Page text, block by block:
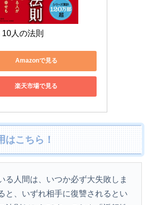
人の法則
Amazonで見る
楽天市場で見る
はこちら！
る人間は、いつか必ず大失敗しま
と、いずれ相手に復讐されるとい